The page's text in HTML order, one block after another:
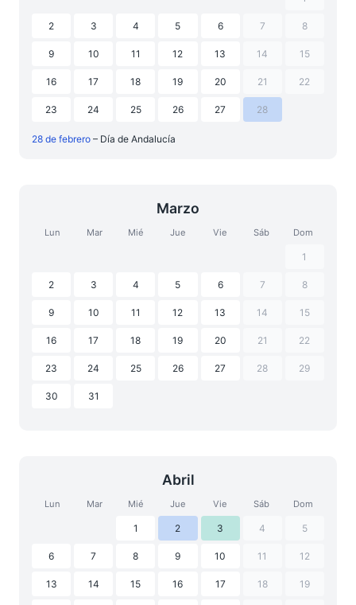
2 3 4 5 6 7 8
9 10 11 12 13 14 15
16 17 18 19 20 21 22
23 24 25 26 27 28
28 de febrero – Día de Andalucía
Marzo
Lun Mar Mié Jue Vie Sáb Dom
1
2 3 4 5 6 7 8
9 10 11 12 13 14 15
16 17 18 19 20 21 22
23 24 25 26 27 28 29
30 31
Abril
Lun Mar Mié Jue Vie Sáb Dom
1 2 3 4 5
6 7 8 9 10 11 12
13 14 15 16 17 18 19